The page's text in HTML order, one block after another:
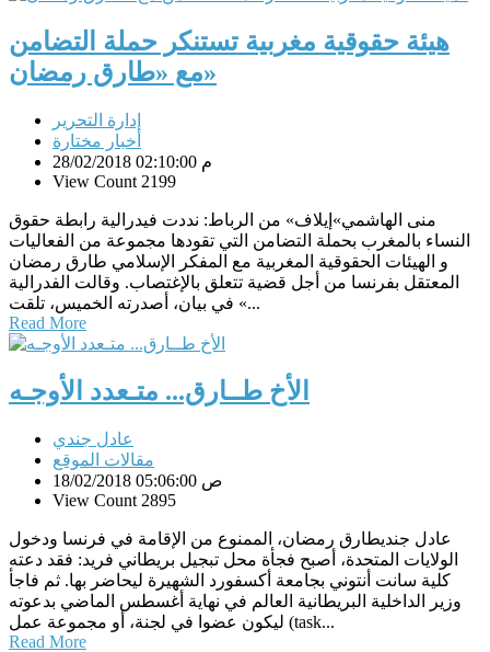
هيئة حقوقية مغربية تستنكر حملة التضامن
مع «طارق رمضان»
إدارة التحرير
أخبار مختارة
28/02/2018 02:10:00 م
View Count 2199
منى الهاشمي»إيلاف» من الرباط: نددت فيدرالية رابطة حقوق
النساء بالمغرب بحملة التضامن التي تقودها مجموعة من الفعاليات
و الهيئات الحقوقية المغربية مع المفكر الإسلامي طارق رمضان
المعتقل بفرنسا من أجل قضية تتعلق بالإغتصاب. وقالت الفدرالية
في بيان، أصدرته الخميس، تلقت «...
Read More
الأخ طــارق... متـعدد الأوجـه
عادل جندي
مقالات الموقع
18/02/2018 05:06:00 ص
View Count 2895
عادل جنديطارق رمضان، الممنوع من الإقامة في فرنسا ودخول
الولايات المتحدة، أصبح فجأة محل تبجيل بريطاني فريد: فقد دعته
كلية سانت أنتوني بجامعة أكسفورد الشهيرة ليحاضر بها. ثم فاجأ
وزير الداخلية البريطانية العالم في نهاية أغسطس الماضي بدعوته
ليكون عضوا في لجنة، أو مجموعة عمل (task...
Read More